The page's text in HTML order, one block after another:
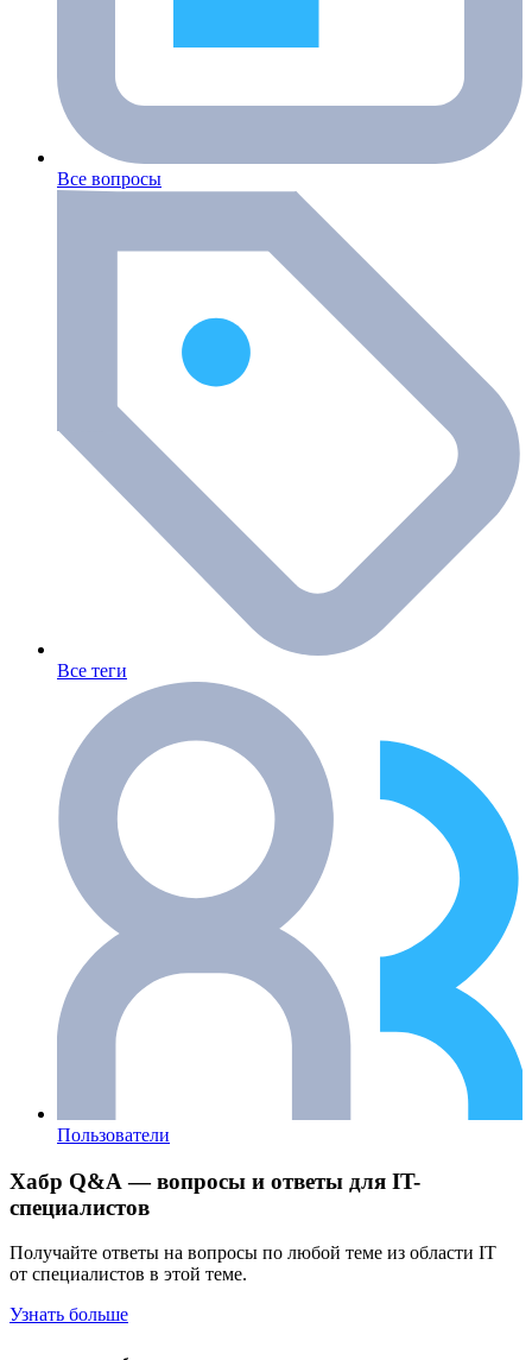
Все вопросы
Все теги
Пользователи
Хабр Q&A — вопросы и ответы для IT-
специалистов
Получайте ответы на вопросы по любой теме из области IT
от специалистов в этой теме.
Узнать больше